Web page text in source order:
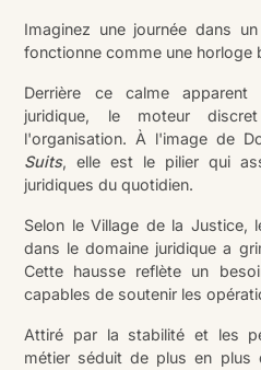
Imaginez une journée dans
fonctionne comme une horloge
Derrière ce calme
juridique, le moteur
l'organisation. À l'image de
Suits, elle est le pilier qui
juridiques du quotidien.
Selon le Village de la Justice,
dans le domaine juridique a
Cette hausse reflète un
capables de soutenir les
Attiré par la stabilité et les
métier séduit de plus en plus